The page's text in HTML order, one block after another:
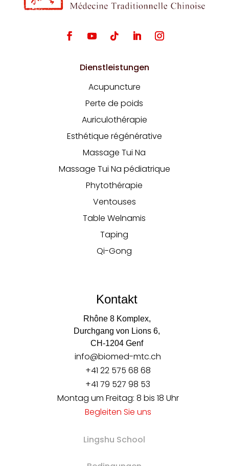
Dienstleistungen
Acupuncture
Perte de poids
Auriculothérapie
Esthétique régénérative
Massage Tui Na
Massage Tui Na pédiatrique
Phytothérapie
Ventouses
Table Welnamis
Taping
Qi-Gong
Kontakt
Rhône 8 Komplex,
Durchgang von Lions 6,
CH-1204 Genf
info@biomed-mtc.ch
+41 22 575 68 68
+41 79 527 98 53
Montag um Freitag: 8 bis 18 Uhr
Begleiten Sie uns
Lingshu School